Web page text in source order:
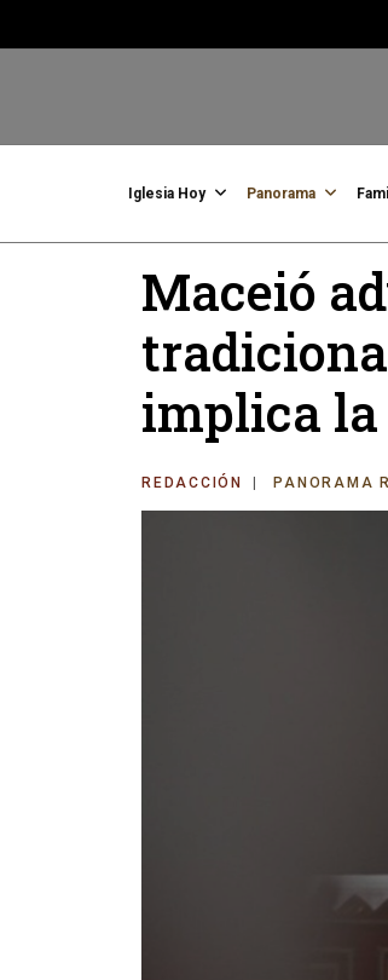
Iglesia Hoy Panorama
Maceió
implica la
REDACCIÓN PANORAMA